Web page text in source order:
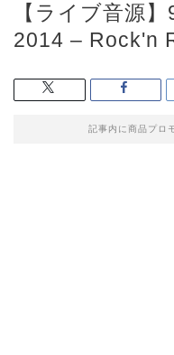
【ライブ音源
2014 – Rock'n
記事内に商品プロ